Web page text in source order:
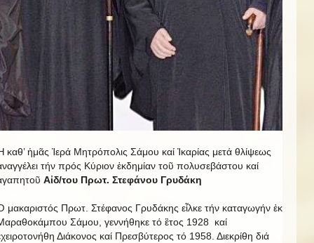
καθ’ ἡμᾶς Ἱερά Μητρόπολις Σάμου καί Ἰκαρίας μετά θλίψεως
τήν πρός Κύριον ἐκδημίαν τοῦ πολυσεβάστου καί
Αἰδ/του Πρωτ. Στεφάνου Γρυδάκη
μακαριστός Πρωτ. Στέφανος Γρυδάκης εἶλκε τήν καταγωγήν ἐκ
Σάμου, γεννήθηκε τό ἒτος 1928 καί
Διάκονος καί Πρεσβύτερος τό 1958. Διεκρίθη διά